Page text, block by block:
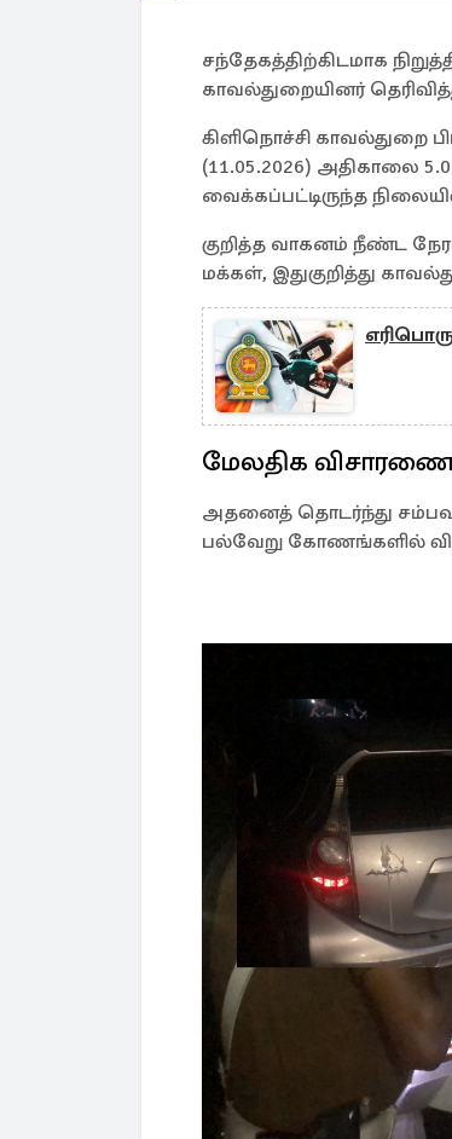
சந்தேகத்திற்கிடமாக
காவல்துறையினர்
கிளிநொச்சி காவல்துறை
(11.05.2026) அதிகாலை
வைக்கப்பட்டிருந்த
குறித்த வாகனம் நீண்ட
மக்கள், இதுகுறித்து
மேலதிக
அதனைத் தொடர்ந்து சம்பவ
பல்வேறு கோணங்களில்